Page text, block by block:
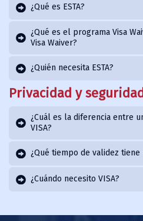
¿Qué es ESTA?
¿Qué es el programa Visa
Visa Waiver?
¿Quién necesita ESTA?
Privacidad y
¿Cuál es la diferencia entre
VISA?
¿Qué tiempo de validez tiene
¿Cuándo necesito VISA?